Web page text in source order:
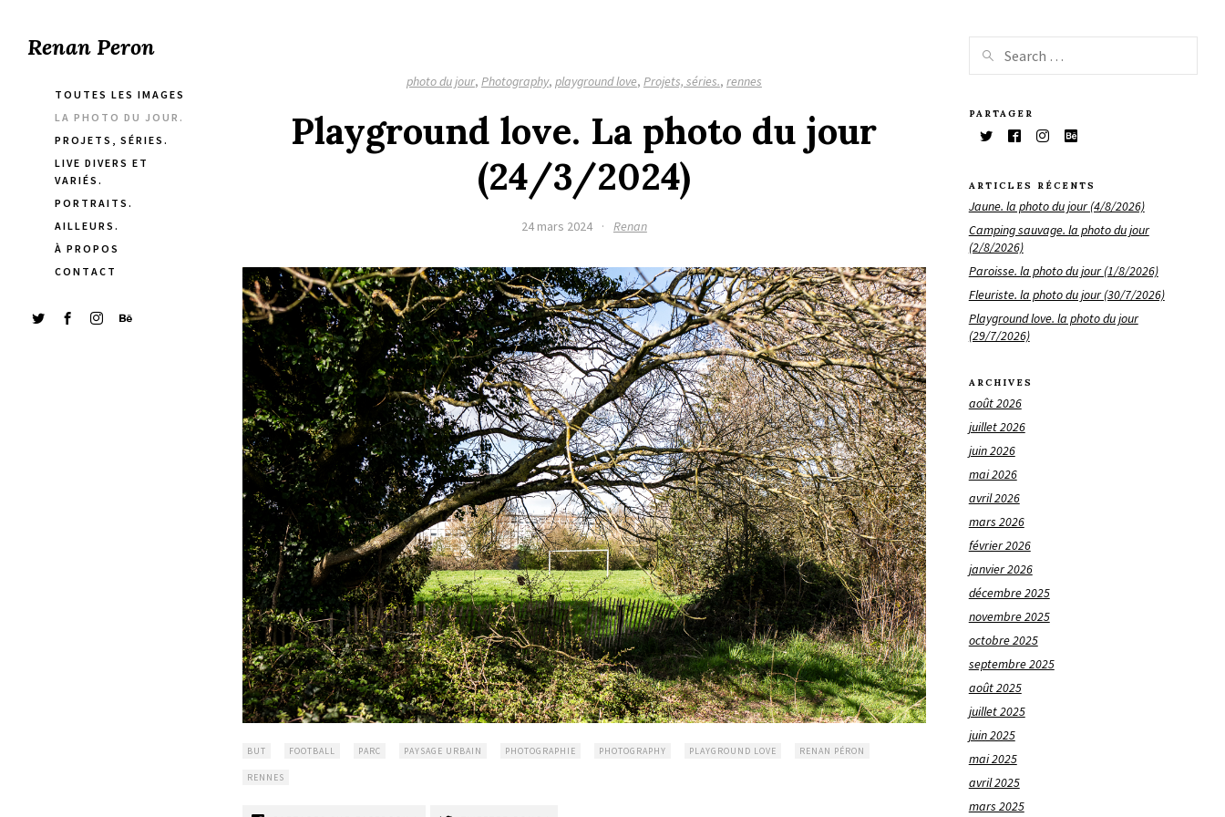
Renan Peron
TOUTES LES IMAGES
LA PHOTO DU JOUR.
PROJETS, SÉRIES.
LIVE DIVERS ET
VARIÉS.
PORTRAITS.
AILLEURS.
À PROPOS
CONTACT
photo du jour, Photography, playground love, Projets, séries., rennes
Playground love. La photo du jour
(24/3/2024)
24 mars 2024 · Renan
BUT FOOTBALL PARC PAYSAGE URBAIN PHOTOGRAPHIE PHOTOGRAPHY PLAYGROUND LOVE RENAN PÉRON
RENNES
PARTAGER
ARTICLES RÉCENTS
Jaune. la photo du jour (4/8/2026)
Camping sauvage. la photo du jour
(2/8/2026)
Paroisse. la photo du jour (1/8/2026)
Fleuriste. la photo du jour (30/7/2026)
Playground love. la photo du jour
(29/7/2026)
ARCHIVES
août 2026
juillet 2026
juin 2026
mai 2026
avril 2026
mars 2026
février 2026
janvier 2026
décembre 2025
novembre 2025
octobre 2025
septembre 2025
août 2025
juillet 2025
juin 2025
mai 2025
avril 2025
mars 2025